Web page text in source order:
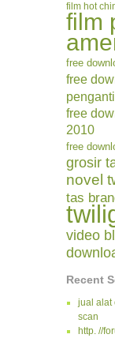
film hot
film
free
free
free
2010
free
grosir
novel
tas
video
Recent
jual alat
scan
http. //